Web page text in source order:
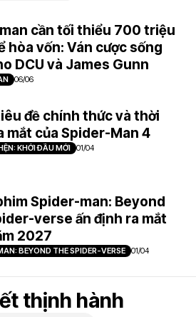
cần tối thiểu 700 triệu
hòa vốn: Ván cược sống
DCU và James Gunn
06/06
đề chính thức và thời
mắt của Spider-Man 4
KHỞI ĐẦU MỚI 01/04
Spider-man: Beyond
verse ấn định ra mắt
2027
BEYOND THE SPIDER-VERSE 01/04
thịnh hành